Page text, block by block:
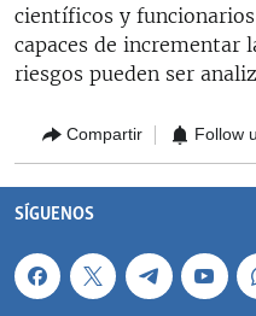
científicos y
capaces de incrementar
riesgos pueden ser
Compartir Follow
SÍGUENOS